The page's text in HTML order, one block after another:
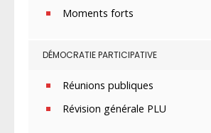
Moments forts
DÉMOCRATIE PARTICIPATIVE
Réunions publiques
Révision générale PLU